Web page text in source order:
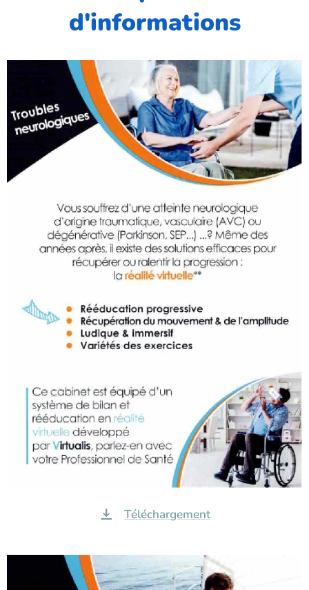
d'informations
Téléchargement